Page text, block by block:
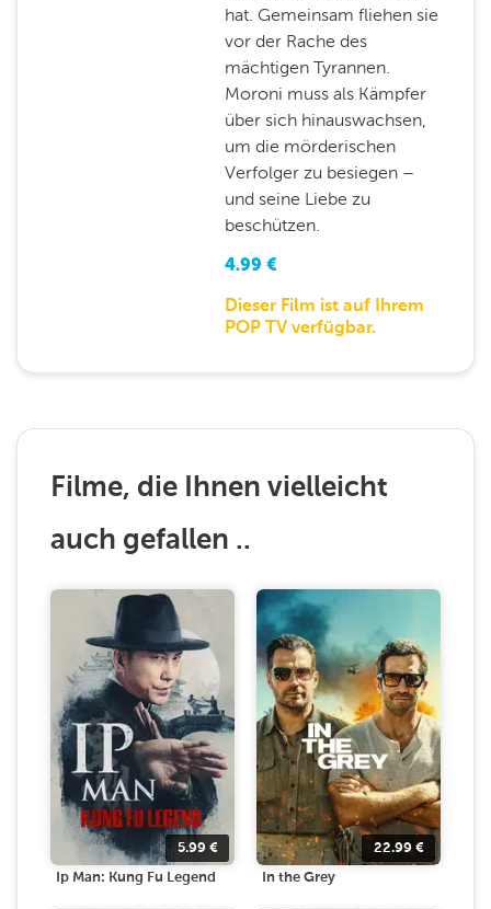
hat. Gemeinsam fliehen sie
vor der Rache des
mächtigen Tyrannen.
Moroni muss als Kämpfer
über sich hinauswachsen,
um die mörderischen
Verfolger zu besiegen –
und seine Liebe zu
beschützen.
4.99 €
Dieser Film ist auf Ihrem
POP TV verfügbar.
Filme, die Ihnen vielleicht
auch gefallen ..
5.99 €
Ip Man: Kung Fu Legend
22.99 €
In the Grey